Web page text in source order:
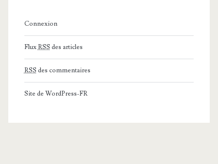
Connexion
FluxRSS des articles
RSS des commentaires
Site de WordPress-FR